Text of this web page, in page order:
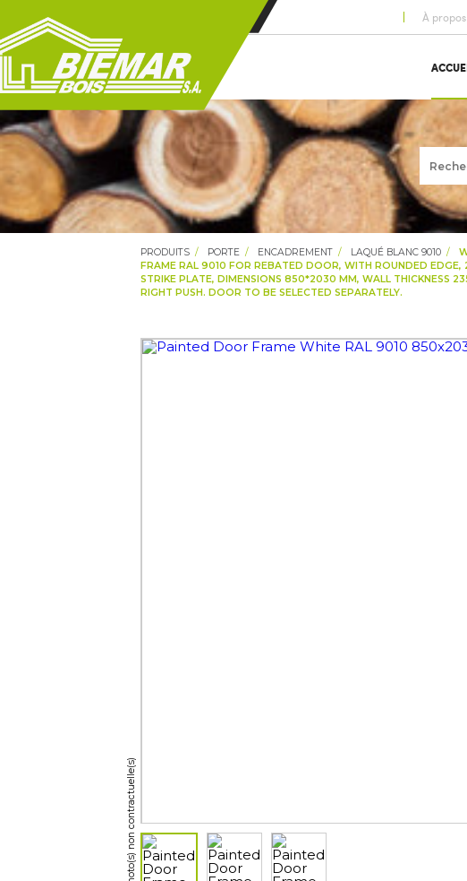
À
PRODUITS PORTE ENCADREMENT LAQUÉ BLANC 9010
FRAME RAL 9010 FOR REBATED DOOR, WITH ROUNDED EDGE,
STRIKE PLATE, DIMENSIONS 850*2030 MM, WALL THICKNESS
RIGHT PUSH. DOOR TO BE SELECTED SEPARATELY.
Photo(s) non contractuelle(s)